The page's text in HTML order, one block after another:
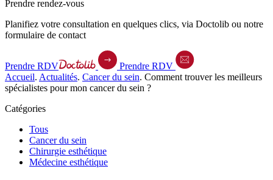
Prendre rendez-vous
Planifiez votre consultation en quelques clics, via Doctolib ou notre
formulaire de contact
Prendre RDV
Prendre RDV
Accueil. Actualités. Cancer du sein. Comment trouver les meilleurs
spécialistes pour mon cancer du sein ?
Catégories
Tous
Cancer du sein
Chirurgie esthétique
Médecine esthétique